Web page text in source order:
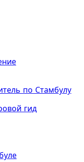
по Стамбулу
гид